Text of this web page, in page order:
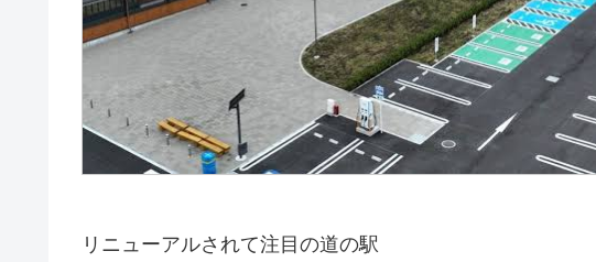
リニューアルされて注目の道の駅